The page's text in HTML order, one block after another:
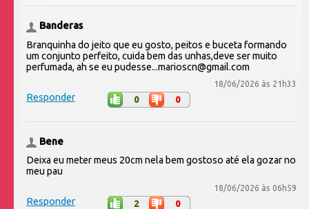
Banderas
Branquinha do jeito que eu gosto, peitos e buceta formando
um conjunto perfeito, cuida bem das unhas,deve ser muito
perfumada, ah se eu pudesse...marioscn@gmail.com
18/06/2026 às 21h33
Responder 0 0
Bene
Deixa eu meter meus 20cm nela bem gostoso até ela gozar no
meu pau
18/06/2026 às 06h59
Responder 2 0